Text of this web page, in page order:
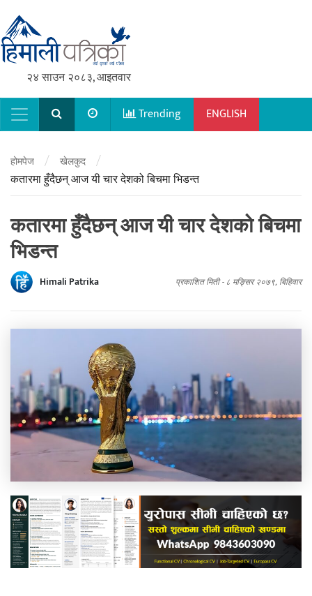
२४ साउन २०८३, आइतवार
Main NavigationTrending ENGLISH
होमपेज / खेलकुद /
कतारमा हुँदैछन् आज यी चार देशको बिचमा भिडन्त
कतारमा हुँदैछन् आज यी चार देशको बिचमा
भिडन्त
Himali Patrika प्रकाशित मिती - ८ मङ्सिर २०७९, बिहिवार